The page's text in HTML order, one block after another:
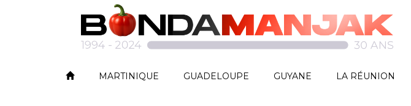
MARTINIQUE GUADELOUPE GUYANE LA RÉUNION